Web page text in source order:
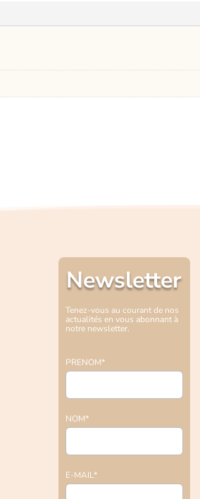
Newsletter
Tenez-vous au courant de nos
actualités en vous abonnant à
notre newsletter.
PRENOM*
NOM*
E-MAIL*